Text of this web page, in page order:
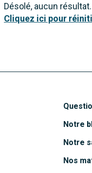
Désolé, aucun résultat.
Cliquez ici pour
Notre
Notre
Nos